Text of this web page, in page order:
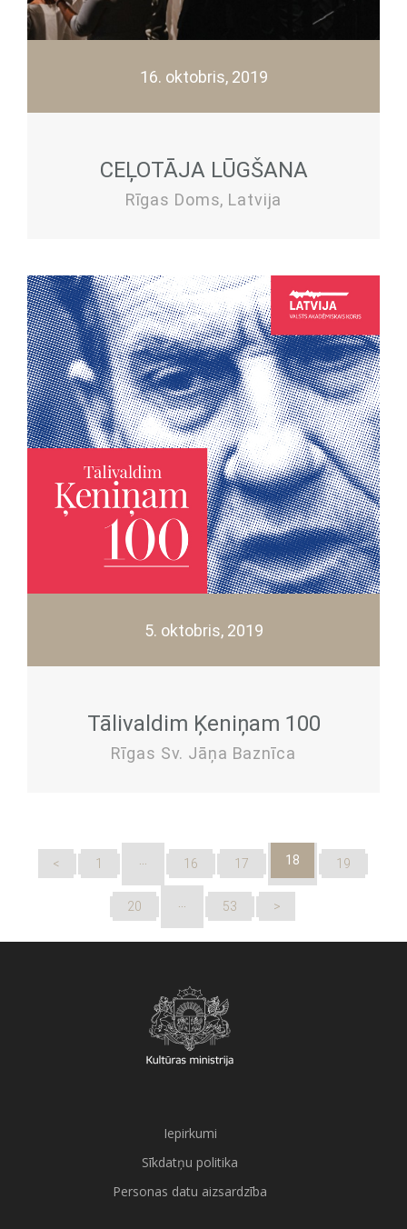
16. oktobris, 2019
CEĻOTĀJA LŪGŠANA
Rīgas Doms, Latvija
5. oktobris, 2019
Tālivaldim Ķeniņam 100
Rīgas Sv. Jāņa Baznīca
< 1 … 16 17 18 19
20 … 53 >
Iepirkumi
Sīkdatņu politika
Personas datu aizsardzība